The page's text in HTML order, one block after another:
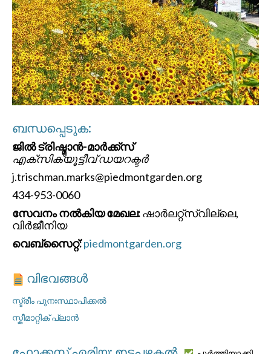
ബന്ധപ്പെടുക:
ജിൽ ട്രിഷ്മാൻ-മാർക്ക്സ്
എക്സിക്യൂട്ടീവ് ഡയറക്ടർ
j.trischman.marks@piedmontgarden.org
434-953-0060
സേവനം നൽകിയ മേഖല:ഷാർലറ്റ്‌സ്‌വില്ലെ,
വിർജീനിയ
വെബ്സൈറ്റ്:piedmontgarden.org
വിഭവങ്ങൾ
സ്ട്രീം പുനഃസ്ഥാപിക്കൽ
സ്കീമാറ്റിക് പ്ലാൻ